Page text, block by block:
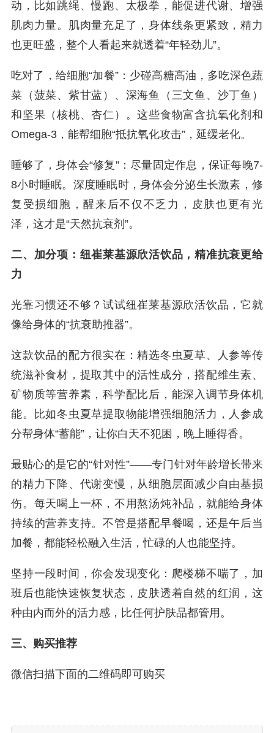
动，比如跳绳、慢跑、太极拳，能促进代谢、增强
肌肉力量。肌肉量充足了，身体线条更紧致，精力
也更旺盛，整个人看起来就透着“年轻劲儿”。
吃对了，给细胞“加餐”：少碰高糖高油，多吃深色蔬
菜（菠菜、紫甘蓝）、深海鱼（三文鱼、沙丁鱼）
和坚果（核桃、杏仁）。这些食物富含抗氧化剂和
Omega-3，能帮细胞“抵抗氧化攻击”，延缓老化。
睡够了，身体会“修复”：尽量固定作息，保证每晚7-
8小时睡眠。深度睡眠时，身体会分泌生长激素，修
复受损细胞，醒来后不仅不乏力，皮肤也更有光
泽，这才是“天然抗衰剂”。
二、加分项：纽崔莱基源欣活饮品，精准抗衰更给
力
光靠习惯还不够？试试纽崔莱基源欣活饮品，它就
像给身体的“抗衰助推器”。
这款饮品的配方很实在：精选冬虫夏草、人参等传
统滋补食材，提取其中的活性成分，搭配维生素、
矿物质等营养素，科学配比后，能深入调节身体机
能。比如冬虫夏草提取物能增强细胞活力，人参成
分帮身体“蓄能”，让你白天不犯困，晚上睡得香。
最贴心的是它的“针对性”——专门针对年龄增长带来
的精力下降、代谢变慢，从细胞层面减少自由基损
伤。每天喝上一杯，不用熬汤炖补品，就能给身体
持续的营养支持。不管是搭配早餐喝，还是午后当
加餐，都能轻松融入生活，忙碌的人也能坚持。
坚持一段时间，你会发现变化：爬楼梯不喘了，加
班后也能快速恢复状态，皮肤透着自然的红润，这
种由内而外的活力感，比任何护肤品都管用。
三、购买推荐
微信扫描下面的二维码即可购买